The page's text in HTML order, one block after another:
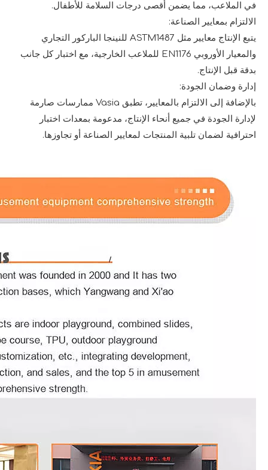
في الملاعب، مما يضمن أقصى درجات السلامة للأطفال.
الالتزام بمعايير الصناعة:
يتبع الإنتاج معايير مثل ASTM1487 للنينجا الباركور التجاري
والمعيار الأوروبي EN1176 للملاعب الخارجية، مع اختبار كل جانب
بدقة قبل الإنتاج.
إدارة وضمان الجودة:
بالإضافة إلى الالتزام بالمعايير، تطبق Vasia ممارسات صارمة
لإدارة الجودة في جميع أنحاء الإنتاج، مدعومة بمعدات اختبار
احترافية لضمان تلبية المنتجات لمعايير الصناعة أو تجاوزها.